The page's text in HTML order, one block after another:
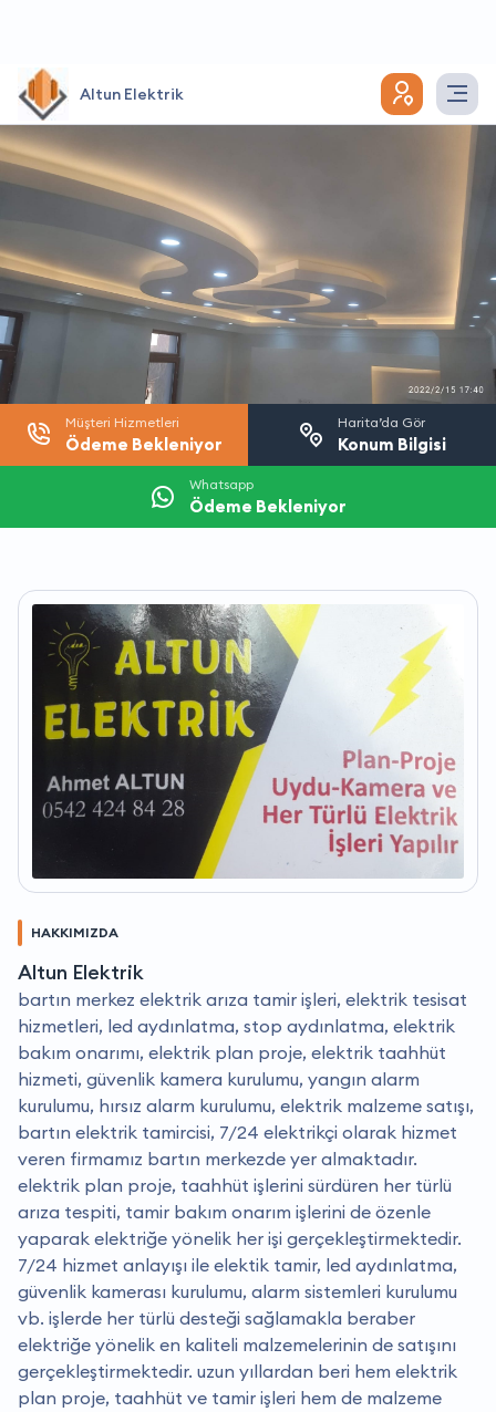
Altun Elektrik
Müşteri Hizmetleri
Ödeme Bekleniyor
Harita’da Gör
Konum Bilgisi
Whatsapp
Ödeme Bekleniyor
HAKKIMIZDA
Altun Elektrik
bartın merkez elektrik arıza tamir işleri, elektrik tesisat
hizmetleri, led aydınlatma, stop aydınlatma, elektrik
bakım onarımı, elektrik plan proje, elektrik taahhüt
hizmeti, güvenlik kamera kurulumu, yangın alarm
kurulumu, hırsız alarm kurulumu, elektrik malzeme satışı,
bartın elektrik tamircisi, 7/24 elektrikçi olarak hizmet
veren firmamız bartın merkezde yer almaktadır.
elektrik plan proje, taahhüt işlerini sürdüren her türlü
arıza tespiti, tamir bakım onarım işlerini de özenle
yaparak elektriğe yönelik her işi gerçekleştirmektedir.
7/24 hizmet anlayışı ile elektik tamir, led aydınlatma,
güvenlik kamerası kurulumu, alarm sistemleri kurulumu
vb. işlerde her türlü desteği sağlamakla beraber
elektriğe yönelik en kaliteli malzemelerinin de satışını
gerçekleştirmektedir. uzun yıllardan beri hem elektrik
plan proje, taahhüt ve tamir işleri hem de malzeme